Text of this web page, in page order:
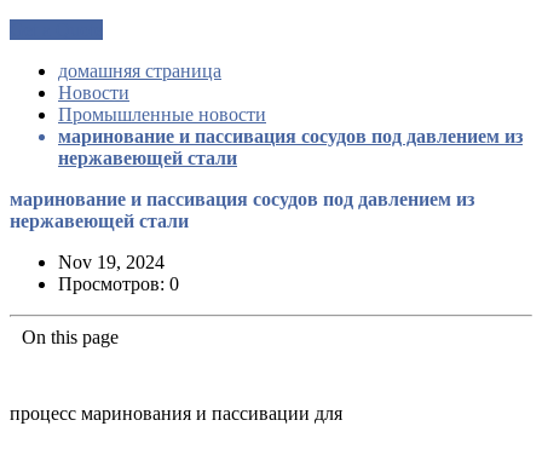
домашняя страница
Новости
Промышленные новости
маринование и пассивация сосудов под давлением из
нержавеющей стали
маринование и пассивация сосудов под давлением из
нержавеющей стали
Nov 19, 2024
Просмотров: 0
On this page
процесс маринования и пассивации для